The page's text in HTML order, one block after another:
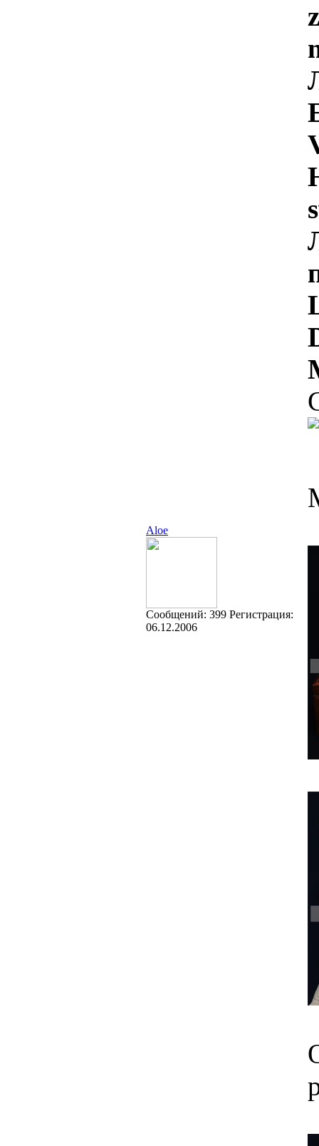
Aloe
Cообщений: 399 Регистрация:
06.12.2006